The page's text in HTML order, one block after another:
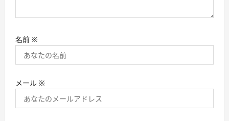
名前 ※
メール ※